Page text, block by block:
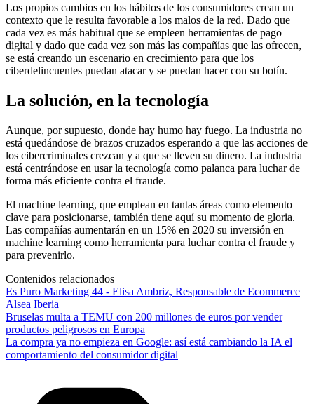
Los propios cambios en los hábitos de los consumidores crean un
contexto que le resulta favorable a los malos de la red. Dado que
cada vez es más habitual que se empleen herramientas de pago
digital y dado que cada vez son más las compañías que las ofrecen,
se está creando un escenario en crecimiento para que los
ciberdelincuentes puedan atacar y se puedan hacer con su botín.
La solución, en la tecnología
Aunque, por supuesto, donde hay humo hay fuego. La industria no
está quedándose de brazos cruzados esperando a que las acciones de
los cibercriminales crezcan y a que se lleven su dinero. La industria
está centrándose en usar la tecnología como palanca para luchar de
forma más eficiente contra el fraude.
El machine learning, que emplean en tantas áreas como elemento
clave para posicionarse, también tiene aquí su momento de gloria.
Las compañías aumentarán en un 15% en 2020 su inversión en
machine learning como herramienta para luchar contra el fraude y
para prevenirlo.
Contenidos relacionados
Es Puro Marketing 44 - Elisa Ambriz, Responsable de Ecommerce
Alsea Iberia
Bruselas multa a TEMU con 200 millones de euros por vender
productos peligrosos en Europa
La compra ya no empieza en Google: así está cambiando la IA el
comportamiento del consumidor digital